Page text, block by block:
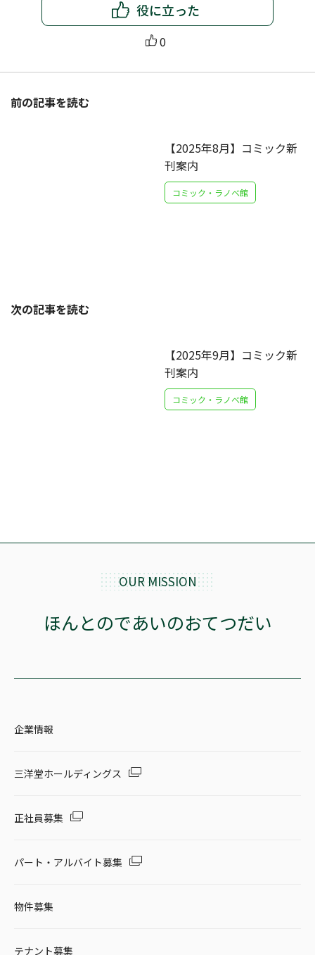
役に立った
0
前の記事を読む
【2025年8月】コミック新
刊案内
コミック・ラノベ館
次の記事を読む
【2025年9月】コミック新
刊案内
コミック・ラノベ館
OUR MISSION
ほんとのであいのおてつだい
企業情報
三洋堂ホールディングス
正社員募集
パート・アルバイト募集
物件募集
テナント募集